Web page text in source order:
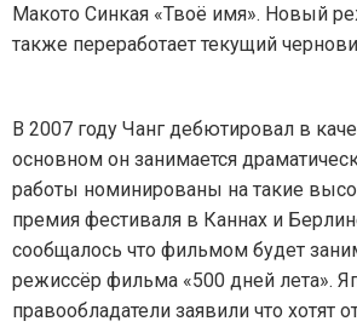
Макото Синкая «Твоё имя». Новый
также переработает текущий
В 2007 году Чанг дебютировал в
основном он занимается
работы номинированы на такие
премия фестиваля в Каннах и
сообщалось что фильмом будет
режиссёр фильма «500 дней лета».
правообладатели заявили что хотят